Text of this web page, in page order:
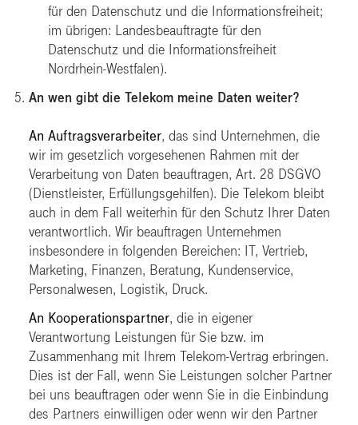
für den Datenschutz und die Informationsfreiheit;
im übrigen: Landesbeauftragte für den
Datenschutz und die Informationsfreiheit
Nordrhein-Westfalen).
An wen gibt die Telekom meine Daten weiter?
An Auftragsverarbeiter, das sind Unternehmen, die
wir im gesetzlich vorgesehenen Rahmen mit der
Verarbeitung von Daten beauftragen, Art. 28 DSGVO
(Dienstleister, Erfüllungsgehilfen). Die Telekom bleibt
auch in dem Fall weiterhin für den Schutz Ihrer Daten
verantwortlich. Wir beauftragen Unternehmen
insbesondere in folgenden Bereichen: IT, Vertrieb,
Marketing, Finanzen, Beratung, Kundenservice,
Personalwesen, Logistik, Druck.
An Kooperationspartner, die in eigener
Verantwortung Leistungen für Sie bzw. im
Zusammenhang mit Ihrem Telekom-Vertrag erbringen.
Dies ist der Fall, wenn Sie Leistungen solcher Partner
bei uns beauftragen oder wenn Sie in die Einbindung
des Partners einwilligen oder wenn wir den Partner